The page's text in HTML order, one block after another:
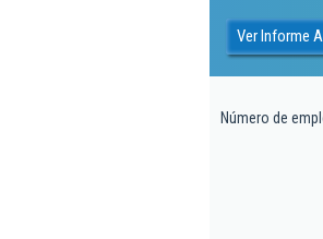
Ver Informe
Número de